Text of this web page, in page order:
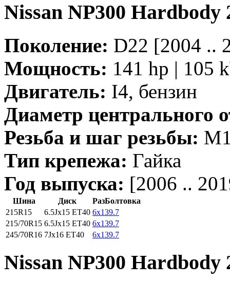
Nissan NP300 Hardbody
Поколение: D22 [2004 ..
Мощность: 141 hp | 105
Двигатель: I4, бензин
Диаметр центрального
Резьба и шаг резьбы:
Тип крепежа: Гайка
Год выпуска: [2006 ..
Шина Диск
РазБолтовка
215R15
6.5Jx15 ET40 6x139.7
215/70R15 6.5Jx15 ET40 6x139.7
245/70R16 7Jx16 ET40 6x139.7
Nissan NP300 Hardbody